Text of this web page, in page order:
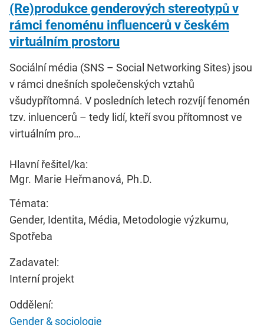
(Re)produkce genderových stereotypů v
rámci fenoménu influencerů v českém
virtuálním prostoru
Sociální média (SNS – Social Networking Sites) jsou
v rámci dnešních společenských vztahů
všudypřítomná. V posledních letech rozvíjí fenomén
tzv. inluencerů – tedy lidí, kteří svou přítomnost ve
virtuálním pro…
Hlavní řešitel/ka:
Mgr. Marie Heřmanová, Ph.D.
Témata:
Gender, Identita, Média, Metodologie výzkumu,
Spotřeba
Zadavatel:
Interní projekt
Oddělení:
Gender & sociologie